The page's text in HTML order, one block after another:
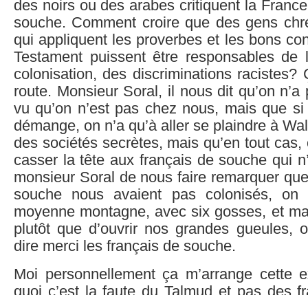
des noirs ou des arabes critiquent la
souche. Comment croire que des gens
qui appliquent les proverbes et les bons
Testament puissent être responsables de
colonisation, des discriminations racistes?
route. Monsieur Soral, il nous dit qu’on
vu qu’on n’est pas chez nous, mais que
démange, on n’a qu’à aller se plaindre à
des sociétés secrètes, mais qu’en tout cas,
casser la tête aux français de souche qui
monsieur Soral de nous faire remarquer
souche nous avaient pas colonisés, on
moyenne montagne, avec six gosses, et
plutôt que d’ouvrir nos grandes gueules,
dire merci les français de souche.
Moi personnellement ça m’arrange cette
quoi c’est la faute du Talmud et pas des